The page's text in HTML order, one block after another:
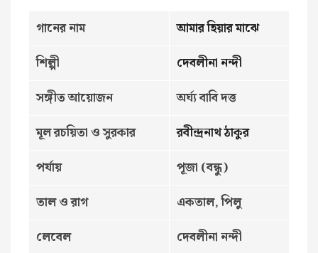
গানের নাম
আমার হিয়ার মাঝে
শিল্পী
দেবলীনা নন্দী
সঙ্গীত আয়োজন
অর্ঘ্য বাবি দত্ত
মূল রচয়িতা ও সুরকার
রবীন্দ্রনাথ ঠাকুর
পর্যায়
পূজা (বন্ধু)
তাল ও রাগ
একতাল, পিলু
লেবেল
দেবলীনা নন্দী